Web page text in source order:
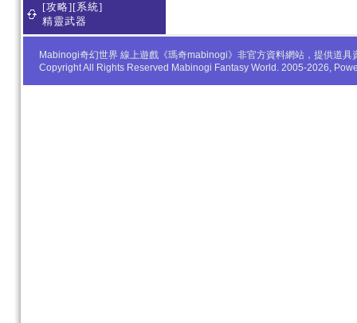
[攻略][系統]
精靈武器
Mabinogi奇幻世界 線上遊戲《瑪奇mabinogi》非官方資料網站，提供道
Copyright All Rights Reserved Mabinogi Fantasy World. 2005-2026,